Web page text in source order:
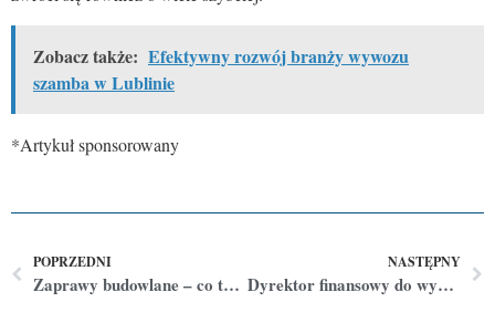
Zobacz także: Efektywny rozwój branży wywozu
szamba w Lublinie
*Artykuł sponsorowany
POPRZEDNI
Zaprawy budowlane – co to i jakie są rodzaje?
NASTĘPNY
Dyrektor finansowy do wynajęcia – jak i kogo wbrać?